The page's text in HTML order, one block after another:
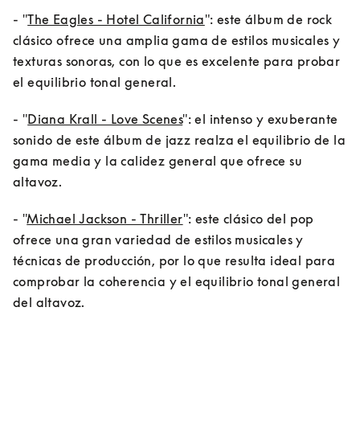
- "The Eagles - Hotel California": este álbum de rock
clásico ofrece una amplia gama de estilos musicales y
texturas sonoras, con lo que es excelente para probar
el equilibrio tonal general.
- "Diana Krall - Love Scenes": el intenso y exuberante
sonido de este álbum de jazz realza el equilibrio de la
gama media y la calidez general que ofrece su
altavoz.
- "Michael Jackson - Thriller": este clásico del pop
ofrece una gran variedad de estilos musicales y
técnicas de producción, por lo que resulta ideal para
comprobar la coherencia y el equilibrio tonal general
del altavoz.